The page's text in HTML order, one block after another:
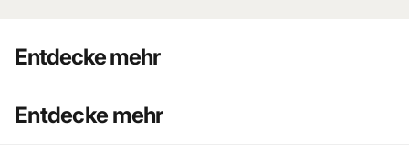
Entdecke mehr
Entdecke mehr